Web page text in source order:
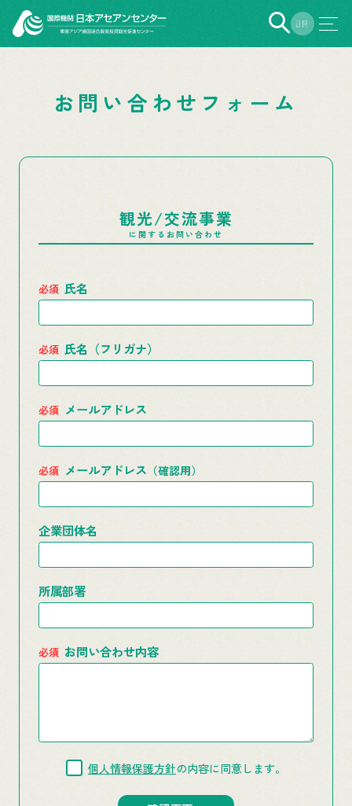
EN
JP
お問い合わせフォーム
観光/交流事業
に関するお問い合わせ
氏名
氏名（フリガナ）
メールアドレス
メールアドレス （確認用）
企業団体名
所属部署
お問い合わせ内容
個人情報保護方針の内容に同意します。